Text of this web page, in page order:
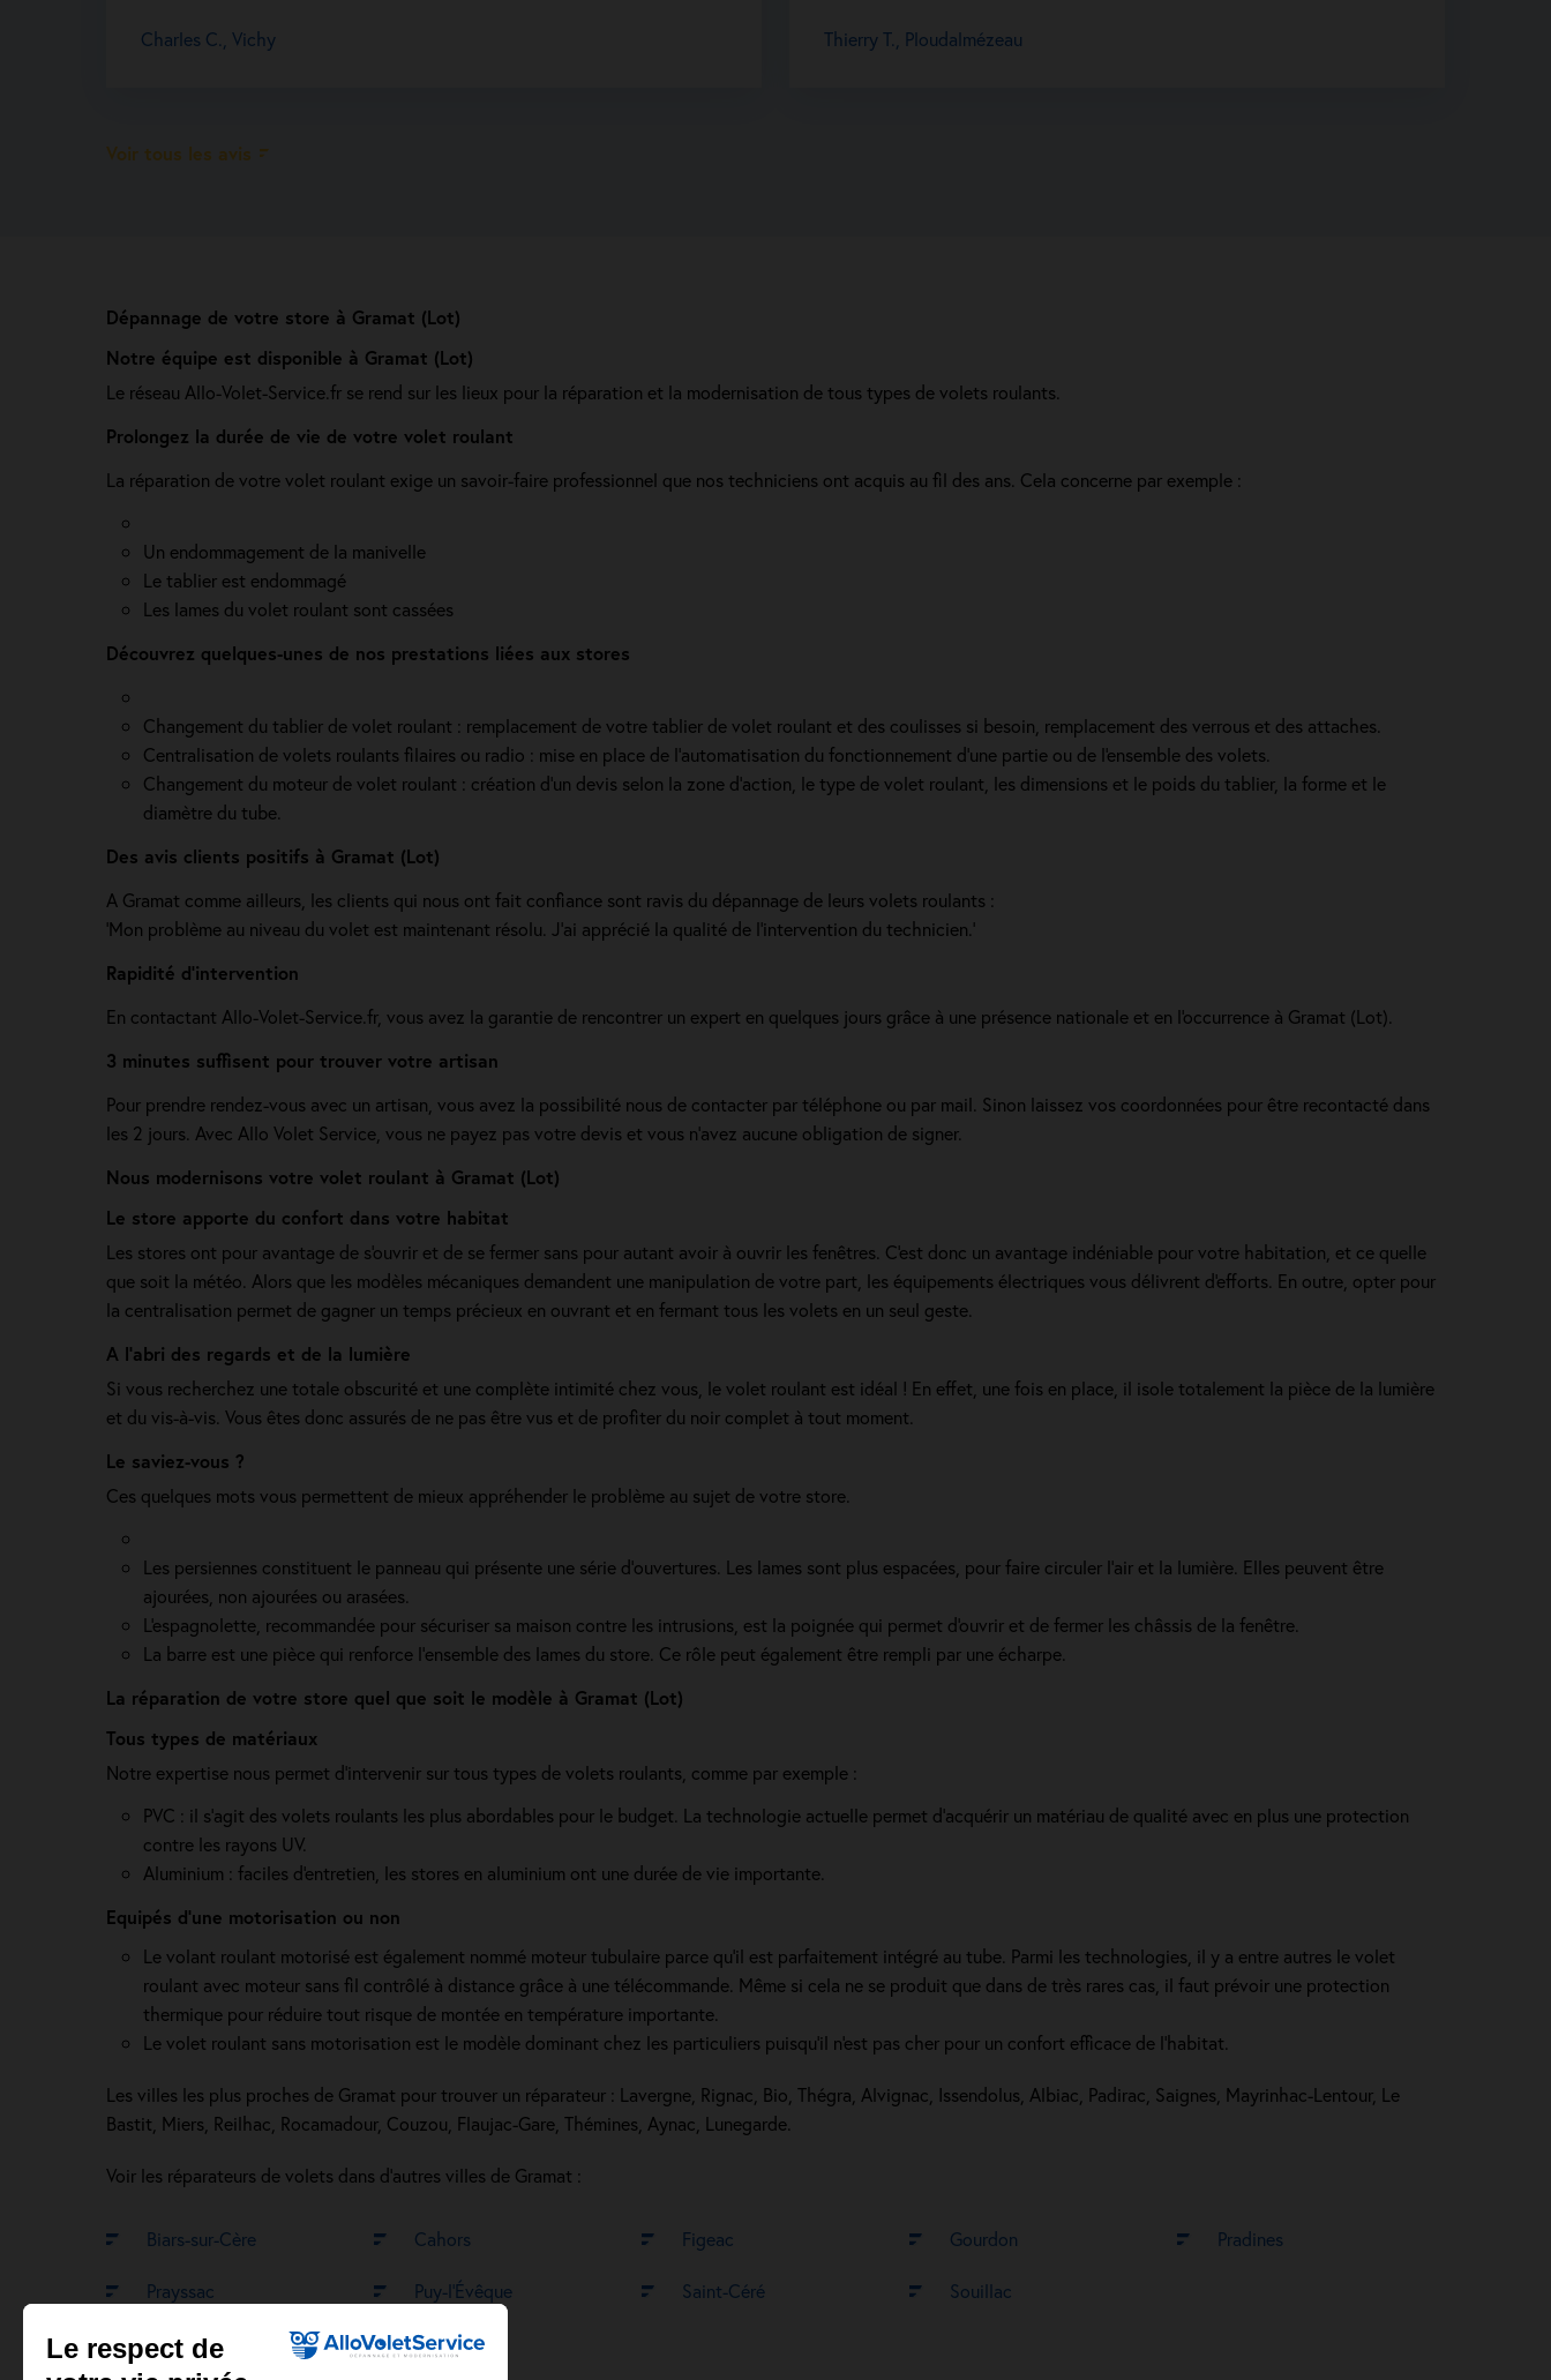
Dépannage de votre store à Gramat (Lot)
Notre équipe est disponible à Gramat (Lot)
Le réseau Allo-Volet-Service.fr se rend sur les lieux pour la réparation et la modernisation de tous types de volets roulants.
Prolongez la durée de vie de votre volet roulant
La réparation de votre volet roulant exige un savoir-faire professionnel que nos techniciens ont acquis au fil des ans. Cela concerne par exemple :
Un endommagement de la manivelle
Le tablier est endommagé
Les lames du volet roulant sont cassées
Découvrez quelques-unes de nos prestations liées aux stores
Changement du tablier de volet roulant : remplacement de votre tablier de volet roulant et des coulisses si besoin, remplacement des verrous et des attaches.
Centralisation de volets roulants filaires ou radio : mise en place de l'automatisation du fonctionnement d’une partie ou de l'ensemble des volets.
Changement du moteur de volet roulant : création d'un devis selon la zone d’action, le type de volet roulant, les dimensions et le poids du tablier, la forme et le
diamètre du tube.
Des avis clients positifs à Gramat (Lot)
A Gramat comme ailleurs, les clients qui nous ont fait confiance sont ravis du dépannage de leurs volets roulants :
'Mon problème au niveau du volet est maintenant résolu. J’ai apprécié la qualité de l’intervention du technicien.'
Rapidité d'intervention
En contactant Allo-Volet-Service.fr, vous avez la garantie de rencontrer un expert en quelques jours grâce à une présence nationale et en l'occurrence à Gramat (Lot).
3 minutes suffisent pour trouver votre artisan
Pour prendre rendez-vous avec un artisan, vous avez la possibilité nous de contacter par téléphone ou par mail. Sinon laissez vos coordonnées pour être recontacté dans
les 2 jours. Avec Allo Volet Service, vous ne payez pas votre devis et vous n'avez aucune obligation de signer.
Nous modernisons votre volet roulant à Gramat (Lot)
Le store apporte du confort dans votre habitat
Les stores ont pour avantage de s'ouvrir et de se fermer sans pour autant avoir à ouvrir les fenêtres. C'est donc un avantage indéniable pour votre habitation, et ce quelle
que soit la météo. Alors que les modèles mécaniques demandent une manipulation de votre part, les équipements électriques vous délivrent d'efforts. En outre, opter pour
la centralisation permet de gagner un temps précieux en ouvrant et en fermant tous les volets en un seul geste.
A l'abri des regards et de la lumière
Si vous recherchez une totale obscurité et une complète intimité chez vous, le volet roulant est idéal ! En effet, une fois en place, il isole totalement la pièce de la lumière
et du vis-à-vis. Vous êtes donc assurés de ne pas être vus et de profiter du noir complet à tout moment.
Le saviez-vous ?
Ces quelques mots vous permettent de mieux appréhender le problème au sujet de votre store.
Les persiennes constituent le panneau qui présente une série d’ouvertures. Les lames sont plus espacées, pour faire circuler l’air et la lumière. Elles peuvent être
ajourées, non ajourées ou arasées.
L'espagnolette, recommandée pour sécuriser sa maison contre les intrusions, est la poignée qui permet d'ouvrir et de fermer les châssis de la fenêtre.
La barre est une pièce qui renforce l’ensemble des lames du store. Ce rôle peut également être rempli par une écharpe.
La réparation de votre store quel que soit le modèle à Gramat (Lot)
Tous types de matériaux
Notre expertise nous permet d'intervenir sur tous types de volets roulants, comme par exemple :
PVC : il s'agit des volets roulants les plus abordables pour le budget. La technologie actuelle permet d'acquérir un matériau de qualité avec en plus une protection
contre les rayons UV.
Aluminium : faciles d'entretien, les stores en aluminium ont une durée de vie importante.
Equipés d'une motorisation ou non
Le volant roulant motorisé est également nommé moteur tubulaire parce qu'il est parfaitement intégré au tube. Parmi les technologies, il y a entre autres le volet
roulant avec moteur sans fil contrôlé à distance grâce à une télécommande. Même si cela ne se produit que dans de très rares cas, il faut prévoir une protection
thermique pour réduire tout risque de montée en température importante.
Le volet roulant sans motorisation est le modèle dominant chez les particuliers puisqu'il n'est pas cher pour un confort efficace de l'habitat.
Les villes les plus proches de Gramat pour trouver un réparateur : Lavergne, Rignac, Bio, Thégra, Alvignac, Issendolus, Albiac, Padirac, Saignes, Mayrinhac-Lentour, Le
Bastit, Miers, Reilhac, Rocamadour, Couzou, Flaujac-Gare, Thémines, Aynac, Lunegarde.
Voir les réparateurs de volets dans d’autres villes de Gramat :
Biars-sur-Cère Cahors Figeac Gourdon Pradines
Prayssac Puy-l’Évêque Saint-Céré Souillac
Charles C., Vichy Thierry T., Ploudalmézeau
Voir tous les avis
Le respect de